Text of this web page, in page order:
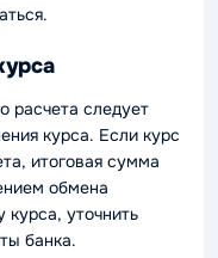
расчета следует
курса. Если курс
итоговая сумма
обмена
курса, уточнить
банка.